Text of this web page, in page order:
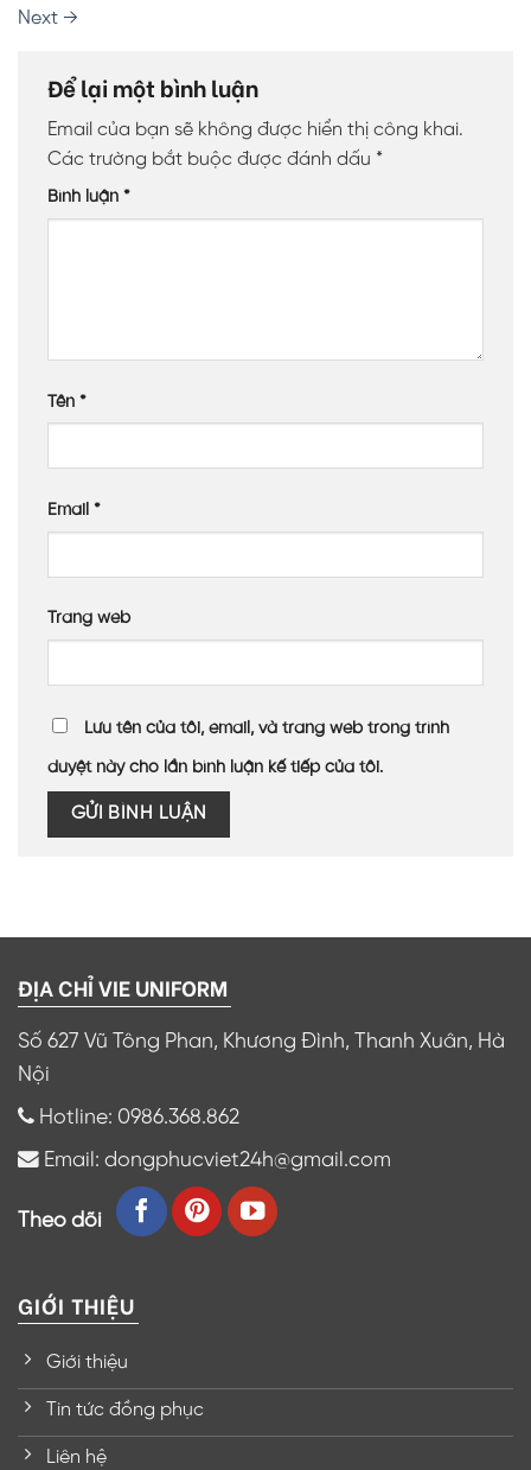
Next →
Để lại một bình luận
Email của bạn sẽ không được hiển thị công khai.
Các trường bắt buộc được đánh dấu *
Bình luận *
Tên *
Email *
Trang web
Lưu tên của tôi, email, và trang web trong trình
duyệt này cho lần bình luận kế tiếp của tôi.
ĐỊA CHỈ VIE UNIFORM
Số 627 Vũ Tông Phan, Khương Đình, Thanh Xuân, Hà
Nội
Hotline: 0986.368.862
Email: dongphucviet24h@gmail.com
Theo dõi
GIỚI THIỆU
Giới thiệu
Tin tức đồng phục
Liên hệ